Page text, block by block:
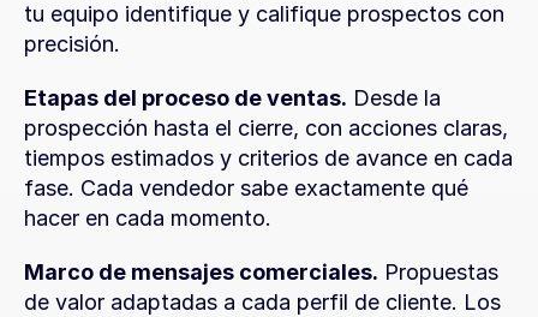
tu equipo identifique y califique prospectos con
precisión.
Etapas del proceso de ventas. Desde la
prospección hasta el cierre, con acciones claras,
tiempos estimados y criterios de avance en cada
fase. Cada vendedor sabe exactamente qué
hacer en cada momento.
Marco de mensajes comerciales. Propuestas
de valor adaptadas a cada perfil de cliente. Los